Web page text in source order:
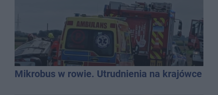
Mikrobus w rowie. Utrudnienia na krajówce